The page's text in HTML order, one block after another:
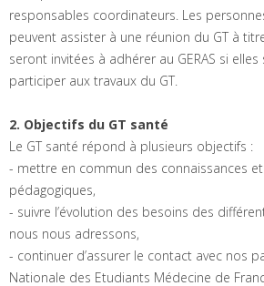
responsables coordinateurs. Les
peuvent assister à une réunion du GT à
seront invitées à adhérer au GERAS si
participer aux travaux du GT.
2. Objectifs du GT santé
Le GT santé répond à plusieurs objectifs :
- mettre en commun des connaissances
pédagogiques,
- suivre l’évolution des besoins des
nous nous adressons,
- continuer d’assurer le contact avec nos
Nationale des Etudiants Médecine de